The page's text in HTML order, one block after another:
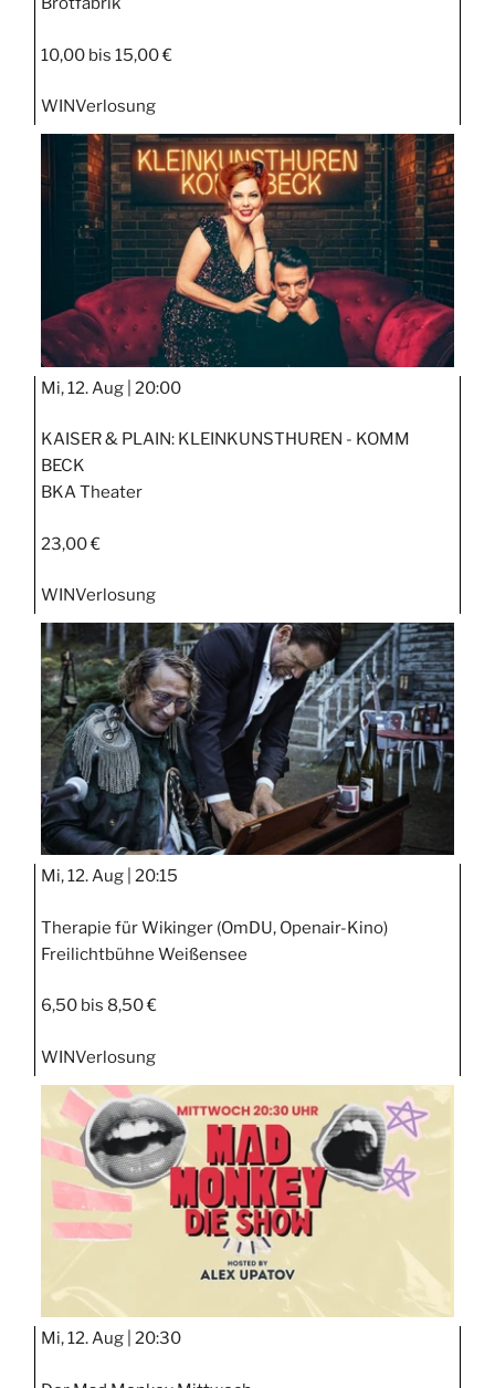
10,00 bis 15,00 €
WINVerlosung
Mi, 12. Aug | 20:00
KAISER & PLAIN: KLEINKUNSTHUREN - KOMM
BECK
BKA Theater
23,00 €
WINVerlosung
Mi, 12. Aug | 20:15
Therapie für Wikinger (OmDU, Openair-Kino)
Freilichtbühne Weißensee
6,50 bis 8,50 €
WINVerlosung
Mi, 12. Aug | 20:30